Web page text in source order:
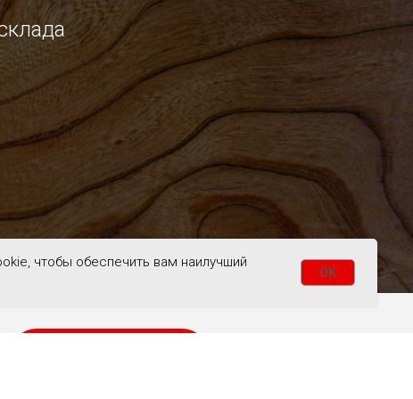
чтобы обеспечить вам наилучший
OK